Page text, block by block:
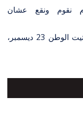
نقوم ونقع عشان
الوطن
23 ديسمبر،